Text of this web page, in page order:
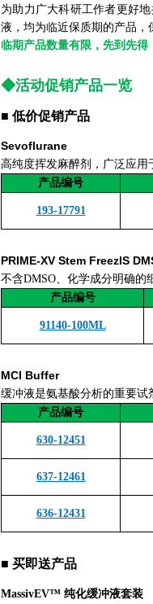
为助力广大科研工作者更好
液，均为临近保质期的产品
临期产品数量有限，先到先得
◆活动促销产品一览
■ 低价促销产品
Sevoflurane
高纯度挥发麻醉剂，广泛应
产品编号
193-17791
PRIME-XV Stem FreezIS
不含DMSO、化学成分明确的
产品编号
91140-100ML
MCI Buffer
缓冲液是氨基酸分析的重要
产品编号
630-12451
637-12461
636-12431
■ 买即送产品
MassivEV™ 纯化缓冲液套装